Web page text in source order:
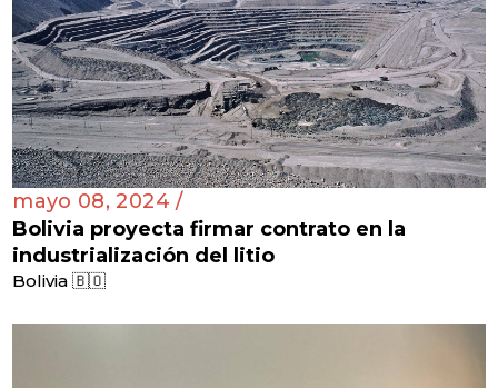
mayo 08, 2024 /
Bolivia proyecta firmar contrato en la
industrialización del litio
Bolivia 🇧🇴